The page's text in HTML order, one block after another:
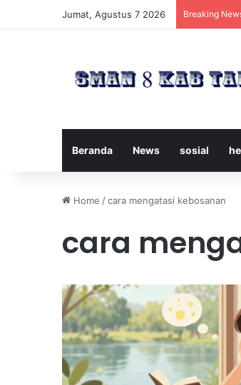
Jumat, Agustus 7 2026 Breaking
Beranda News sosial
Home /cara mengatasi kebosanan
cara